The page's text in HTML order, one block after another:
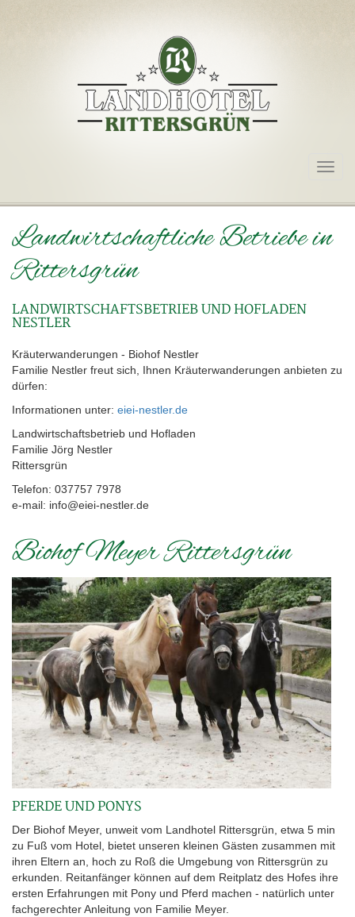
Landwirtschaftliche Betriebe in
Rittersgrün
LANDWIRTSCHAFTSBETRIEB UND HOFLADEN
NESTLER
Kräuterwanderungen - Biohof Nestler
Familie Nestler freut sich, Ihnen Kräuterwanderungen anbieten zu
dürfen:
Informationen unter: eiei-nestler.de
Landwirtschaftsbetrieb und Hofladen
Familie Jörg Nestler
Rittersgrün
Telefon: 037757 7978
e-mail: info@eiei-nestler.de
Biohof Meyer Rittersgrün
PFERDE UND PONYS
Der Biohof Meyer, unweit vom Landhotel Rittersgrün, etwa 5 min
zu Fuß vom Hotel, bietet unseren kleinen Gästen zusammen mit
ihren Eltern an, hoch zu Roß die Umgebung von Rittersgrün zu
erkunden. Reitanfänger können auf dem Reitplatz des Hofes ihre
ersten Erfahrungen mit Pony und Pferd machen - natürlich unter
fachgerechter Anleitung von Familie Meyer.